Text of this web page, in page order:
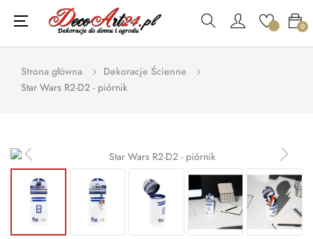
0
Toggle
navigation
☰
Strona główna
Dekoracje Ścienne
Star Wars R2-D2 - piórnik